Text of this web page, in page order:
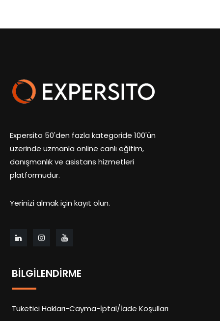
Expersito 50'den fazla kategoride 100'ün
üzerinde uzmanla online canlı eğitim,
danışmanlık ve asistans hizmetleri
platformudur.
Yerinizi almak için kayıt olun.
BILGILENDIRME
Tüketici Hakları-Cayma-İptal/İade Koşulları